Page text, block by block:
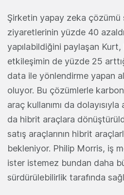
Şirketin yapay zeka çözümü
ziyaretlerinin yüzde 40
yapılabildiğini paylaşan
etkileşimin de yüzde 25
data ile yönlendirme yapan
oluyor. Bu çözümlerle karbon
araç kullanımı da
da hibrit araçlara
satış araçlarının hibrit
bekleniyor. Philip Morris, iş
ister istemez bundan daha
sürdürülebilirlik tarafında